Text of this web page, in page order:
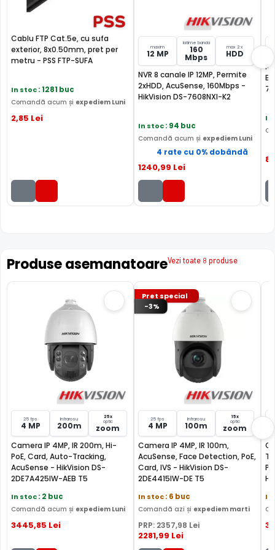
FILTRU IR MECANIC (ICR / IR Cut Fillter)
Camera HIKVISION DS-2DE4425IW-DE T5 are un filtru IR
Mecanic autoretractabil ce filtreaza lumina in infrarosu
pe timpul zilei, pentru a evita anumitele defecte de
afisare a culorilor, iar pe timpul noptii acesta este retras
pentru a permite luminii in infrarosu sa treaca,
TRUE WDR (Wide Dinamic Range)
Spre deosebire de functia BLC (compensarea luminii din
spate), ambele functii fiind utile atunci cand in zona
exista contrast puternic de iluminare, functia TRUE WDR
oferita de senzorul de imagine al camerei HIKVISION DS-
2DE4425IW-DE T5, compenseaza atat imaginea din prim
plan, cat si imaginea de fundal.
In plus, fata de functia D-WDR (Digital Wide Dinamic
Range), care este o functie software, care imbunatateste
imaginea in aceleasi conditii, functia True WDR care in
Cablu FTP Cat.5e, cu sufa
exterior, 8x0.50mm, pret per
metru - PSS FTP-SUFA
In stoc: 1281 buc
Comandă acum și expediem Luni
2,85 Lei
maxim
12 MP
latime banda
160
Mbps
max 2 x
HDD
NVR 8 canale IP 12MP, Permite
2xHDD, AcuSense, 160Mbps -
HikVision DS-7608NXI-K2
In stoc: 94 buc
Comandă acum și expediem Luni
4 rate cu 0% dobândă
1240,99 Lei
In
Produse asemanatoareVezi toate 8 produse
25 fps
4 MP
Infrarosu
200m
25x
optic
zoom
Camera IP 4MP, IR 200m, Hi-
PoE, Card, Auto-Tracking,
AcuSense - HikVision DS-
2DE7A425IW-AEB T5
In stoc: 2 buc
Comandă acum și expediem Luni
3445,85 Lei
Pret special
-3%
25 fps
4 MP
Infrarosu
100m
15x
optic
zoom
Camera IP 4MP, IR 100m,
AcuSense, Face Detection, PoE,
Card, IVS - HikVision DS-
2DE4415IW-DE T5
In stoc: 6 buc
Comandă azi și expediem marti
PRP: 2357,98 Lei
2281,99 Lei
In